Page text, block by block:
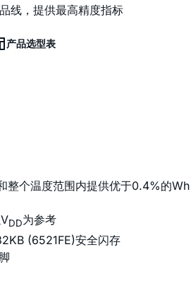
线，提供最高精度指标
产品选型表
整个温度范围内提供优于0.4%的Wh
DD为参考
(6521FE)安全闪存